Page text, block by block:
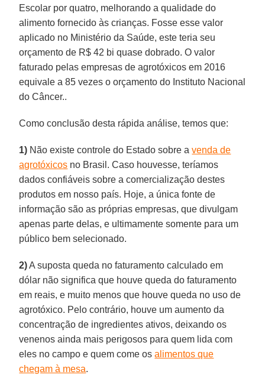
Escolar por quatro, melhorando a qualidade do
alimento fornecido às crianças. Fosse esse valor
aplicado no Ministério da Saúde, este teria seu
orçamento de R$ 42 bi quase dobrado. O valor
faturado pelas empresas de agrotóxicos em 2016
equivale a 85 vezes o orçamento do Instituto Nacional
do Câncer..
Como conclusão desta rápida análise, temos que:
1) Não existe controle do Estado sobre avenda de
agrotóxicos no Brasil. Caso houvesse, teríamos
dados confiáveis sobre a comercialização destes
produtos em nosso país. Hoje, a única fonte de
informação são as próprias empresas, que divulgam
apenas parte delas, e ultimamente somente para um
público bem selecionado.
2)A suposta queda no faturamento calculado em
dólar não significa que houve queda do faturamento
em reais, e muito menos que houve queda no uso de
agrotóxico. Pelo contrário, houve um aumento da
concentração de ingredientes ativos, deixando os
venenos ainda mais perigosos para quem lida com
eles no campo e quem come osalimentos que
chegam à mesa.